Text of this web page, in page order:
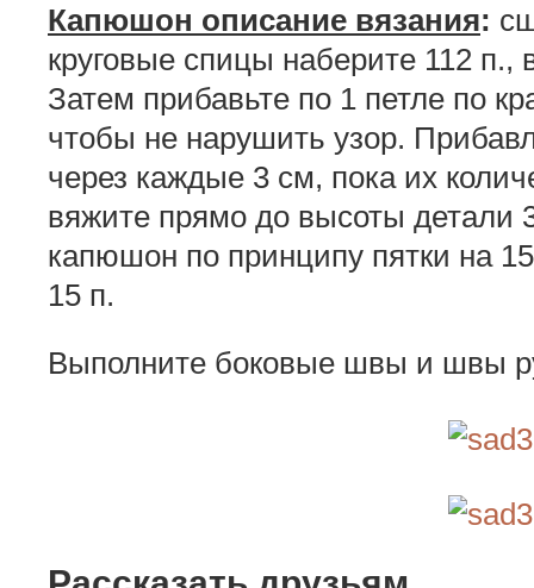
Капюшон описание вязания:
круговые спицы наберите 112
Затем прибавьте по 1 петле по
чтобы не нарушить узор.
через каждые 3 см, пока их
вяжите прямо до высоты детали
капюшон по принципу пятки на
15 п.
Выполните боковые швы и швы